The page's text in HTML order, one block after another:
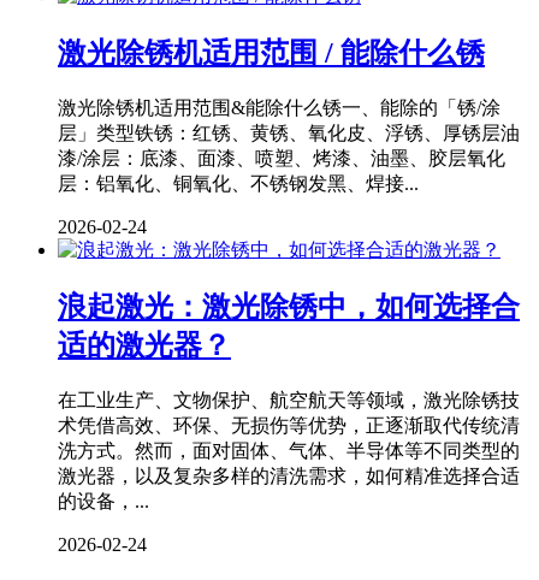
激光除锈机适用范围 / 能除什么锈
激光除锈机适用范围&能除什么锈一、能除的「锈/涂
层」类型铁锈：红锈、黄锈、氧化皮、浮锈、厚锈层油
漆/涂层：底漆、面漆、喷塑、烤漆、油墨、胶层氧化
层：铝氧化、铜氧化、不锈钢发黑、焊接...
2026-02-24
浪起激光：激光除锈中，如何选择合
适的激光器？
在工业生产、文物保护、航空航天等领域，激光除锈技
术凭借高效、环保、无损伤等优势，正逐渐取代传统清
洗方式。然而，面对固体、气体、半导体等不同类型的
激光器，以及复杂多样的清洗需求，如何精准选择合适
的设备，...
2026-02-24